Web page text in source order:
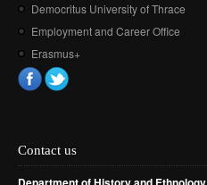
Democritus University of Thrace
Employment and Career Office
Erasmus+
Contact us